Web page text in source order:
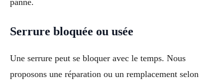
Serrure bloquée ou usée
Une serrure peut se bloquer avec le temps. Nous
proposons une réparation ou un remplacement selon